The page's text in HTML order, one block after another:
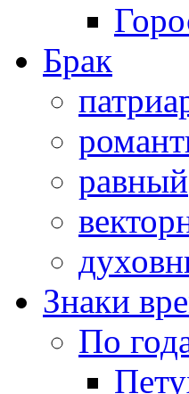
Брак
равный
Знаки
По